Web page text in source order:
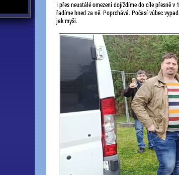
I přes neustálé omezení dojíždíme do cíle přesně
řadíme hned za ně. Poprchává. Počasí vůbec
jak myši.